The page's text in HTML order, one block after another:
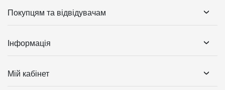
Покупцям та відвідувачам
Інформація
Мій кабінет